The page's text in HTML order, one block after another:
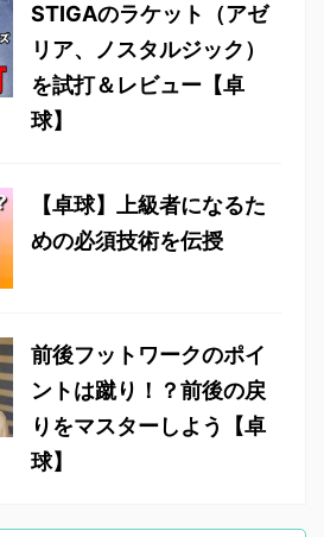
STIGAのラケット（アゼ
リア、ノスタルジック）
を試打＆レビュー【卓
球】
【卓球】上級者になるた
めの必須技術を伝授
前後フットワークのポイ
ントは蹴り！？前後の戻
りをマスターしよう【卓
球】